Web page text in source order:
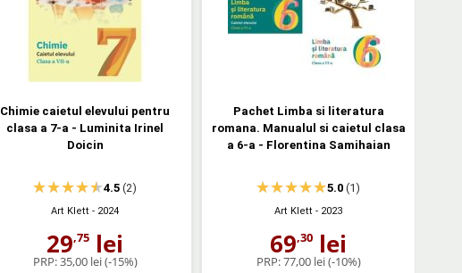
Chimie caietul elevului pentru
clasa a 7-a - Luminita Irinel
Doicin
4.5(2)
Art Klett - 2024
29,75 lei
PRP:35,00 lei(-15%)
Pachet Limba si literatura
romana. Manualul si caietul clasa
a 6-a - Florentina Samihaian
5.0(1)
Art Klett - 2023
69,30 lei
PRP:77,00 lei(-10%)